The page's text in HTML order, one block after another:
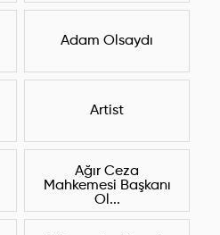
Adam Olsaydı
Artist
Ağır Ceza
Mahkemesi Başkanı
Ol...